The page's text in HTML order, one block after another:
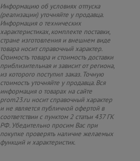
Информацию об условиях отпуска
(реализации) уточняйте у продавца.
Информация о технических
характеристиках, комплекте поставки,
стране изготовления и внешнем виде
товара носит справочный характер.
Стоимость товара и стоимость доставки
приблизительная и зависит от региона,
из которого поступил заказ. Точную
стоимость уточняйте у продавца. Вся
информация о товарах на сайте
prom23.ru носит справочный характер
и не является публичной офертой в
соответствии с пунктом 2 статьи 437 ГК
РФ. Убедительно просим Вас при
покупке проверять наличие желаемых
функций и характеристик.